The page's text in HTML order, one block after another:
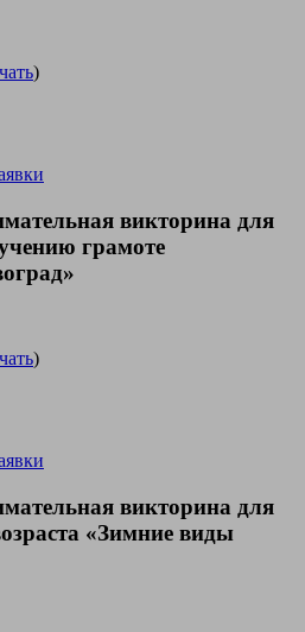
)
викторина для
грамоте
)
викторина для
«Зимние виды